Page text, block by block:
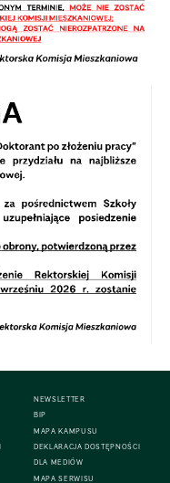
NEWSLETTER
BIP
MAPA KAMPUSU
DEKLARACJA DOSTĘPNOŚCI
DLA MEDIÓW
MAPA SERWISU